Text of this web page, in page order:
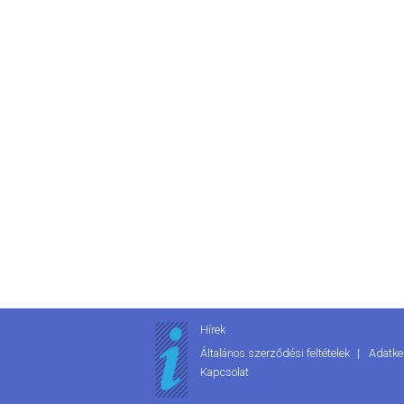
Hírek
Általános szerződési feltételek
Kapcsolat